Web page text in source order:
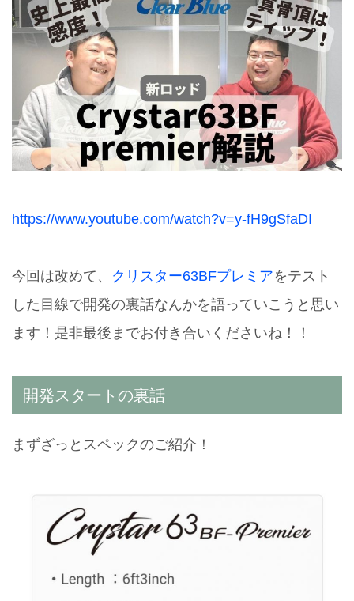
https://www.youtube.com/watch?v=y-fH9gSfaDI
今回は改めて、 クリスター63BFプレミアをテスト
した目線で開発の裏話なんかを語っていこうと思い
ます！是非最後までお付き合いくださいね！！
開発スタートの裏話
まずざっとスペックのご紹介！